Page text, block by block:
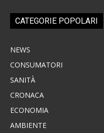
CATEGORIE POPOLARI
NEWS
CONSUMATORI
SANITÀ
CRONACA
ECONOMIA
AMBIENTE